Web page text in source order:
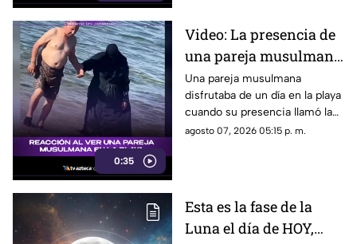
0:35
Video: La presencia de
una pareja musulmana
en la playa provoca
reacciones
Una pareja musulmana
disfrutaba de un día en la playa
cuando su presencia llamó la
atención de los presentes.
agosto 07, 2026 05:15 p. m.
Esta es la fase de la
Luna el día de HOY,